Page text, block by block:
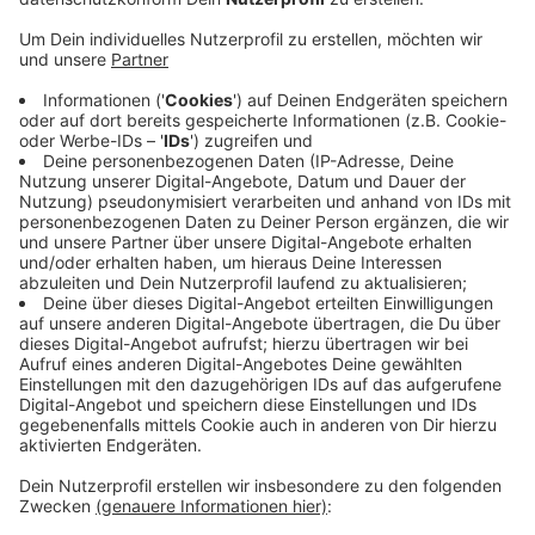
Mittwoch, 24.06.2026 17:53
Vor Ort stellten die Einsatzkräfte fest, dass die
Brandmeldeanlage und der dazugehörige
Wassersprinkler ausgelöst hatten, obwohl es gar kein
Feuer gab. Der Grund: Der Melder war auf der
Dachhaut montiert. Dort hatte sich wegen des
Wetters die Hitze gestaut und war so stark geworden,
dass sie den Melder ausgelöst hatte. Das hat uns ein
Sprecher der Hellenthaler Feuerwehr bestätigt.
Verletzt wurde niemand.
Anzeige